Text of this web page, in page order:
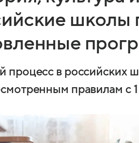
школы
процесс в российских
правилам с 1